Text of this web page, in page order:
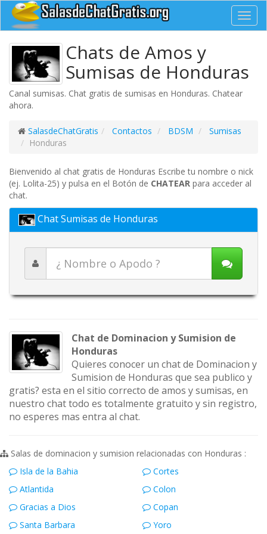
Chats de Amos y
Sumisas de Honduras
Canal sumisas. Chat gratis de sumisas en Honduras. Chatear
ahora.
SalasdeChatGratis Contactos BDSM
Sumisas
Honduras
Bienvenido al chat gratis de Honduras Escribe tu nombre o nick
(ej. Lolita-25) y pulsa en el Botón de CHATEAR para acceder al
chat.
Chat Sumisas de Honduras
Chat de Dominacion y Sumision de
Honduras
Quieres conocer un chat de Dominacion y
Sumision de Honduras que sea publico y
gratis? esta en el sitio correcto de amos y sumisas, en
nuestro chat todo es totalmente gratuito y sin registro,
no esperes mas entra al chat.
Salas de dominacion y sumision relacionadas con Honduras :
Isla de la Bahia
Cortes
Atlantida
Colon
Gracias a Dios
Copan
Santa Barbara
Yoro